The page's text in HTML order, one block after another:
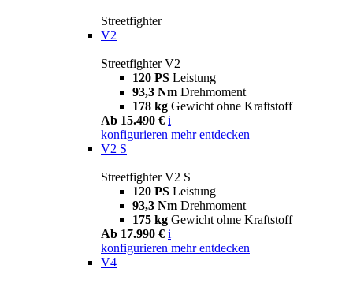
Streetfighter
V2
Streetfighter V2
120 PS Leistung
93,3 Nm Drehmoment
178 kg Gewicht ohne Kraftstoff
Ab 15.490 € i
konfigurieren mehr entdecken
V2 S
Streetfighter V2 S
120 PS Leistung
93,3 Nm Drehmoment
175 kg Gewicht ohne Kraftstoff
Ab 17.990 € i
konfigurieren mehr entdecken
V4